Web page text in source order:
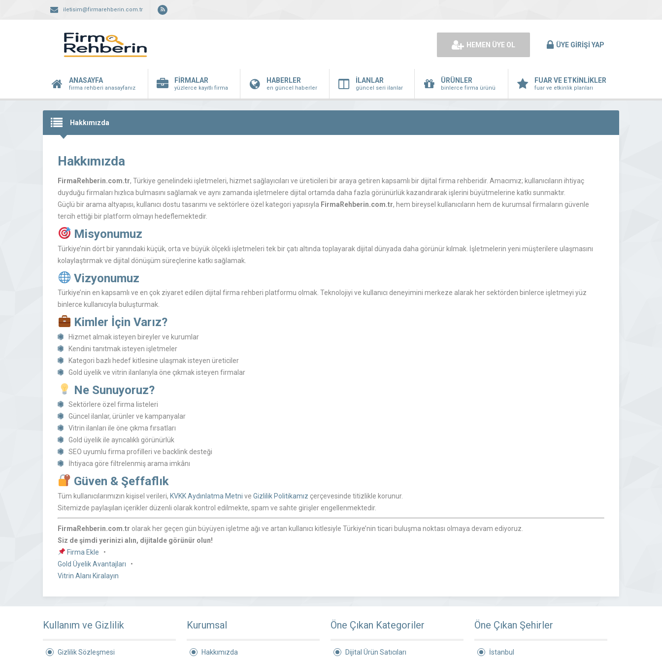
iletisim@firmarehberin.com.tr
HEMEN ÜYE OL ÜYE GİRİŞİ YAP
ANASAYFA
firma rehberi anasayfanız
FİRMALAR
yüzlerce kayıtlı firma
HABERLER
en güncel haberler
İLANLAR
güncel seri ilanlar
ÜRÜNLER
binlerce firma ürünü
FUAR VE ETKİNLİKLER
fuar ve etkinlik planları
Hakkımızda
Hakkımızda
FirmaRehberin.com.tr, Türkiye genelindeki işletmeleri, hizmet sağlayıcıları ve üreticileri bir araya getiren kapsamlı bir dijital firma rehberidir. Amacımız; kullanıcıların ihtiyaç
duyduğu firmaları hızlıca bulmasını sağlamak ve aynı zamanda işletmelere dijital ortamda daha fazla görünürlük kazandırarak işlerini büyütmelerine katkı sunmaktır.
Güçlü bir arama altyapısı, kullanıcı dostu tasarımı ve sektörlere özel kategori yapısıyla FirmaRehberin.com.tr, hem bireysel kullanıcıların hem de kurumsal firmaların güvenle
tercih ettiği bir platform olmayı hedeflemektedir.
Misyonumuz
Türkiye’nin dört bir yanındaki küçük, orta ve büyük ölçekli işletmeleri tek bir çatı altında toplayarak dijital dünyada daha görünür kılmak. İşletmelerin yeni müşterilere ulaşmasını
kolaylaştırmak ve dijital dönüşüm süreçlerine katkı sağlamak.
Vizyonumuz
Türkiye’nin en kapsamlı ve en çok ziyaret edilen dijital firma rehberi platformu olmak. Teknolojiyi ve kullanıcı deneyimini merkeze alarak her sektörden binlerce işletmeyi yüz
binlerce kullanıcıyla buluşturmak.
Kimler İçin Varız?
Hizmet almak isteyen bireyler ve kurumlar
Kendini tanıtmak isteyen işletmeler
Kategori bazlı hedef kitlesine ulaşmak isteyen üreticiler
Gold üyelik ve vitrin ilanlarıyla öne çıkmak isteyen firmalar
Ne Sunuyoruz?
Sektörlere özel firma listeleri
Güncel ilanlar, ürünler ve kampanyalar
Vitrin ilanları ile öne çıkma fırsatları
Gold üyelik ile ayrıcalıklı görünürlük
SEO uyumlu firma profilleri ve backlink desteği
İhtiyaca göre filtrelenmiş arama imkânı
Güven & Şeffaflık
Tüm kullanıcılarımızın kişisel verileri, KVKK Aydınlatma Metni ve Gizlilik Politikamız çerçevesinde titizlikle korunur.
Sitemizde paylaşılan içerikler düzenli olarak kontrol edilmekte, spam ve sahte girişler engellenmektedir.
FirmaRehberin.com.tr olarak her geçen gün büyüyen işletme ağı ve artan kullanıcı kitlesiyle Türkiye’nin ticari buluşma noktası olmaya devam ediyoruz.
Siz de şimdi yerinizi alın, dijitalde görünür olun!
Firma Ekle •
Gold Üyelik Avantajları •
Vitrin Alanı Kiralayın
Kullanım ve Gizlilik
Gizlilik Sözleşmesi
Kurumsal
Hakkımızda
Öne Çıkan Kategoriler
Dijital Ürün Satıcıları
Öne Çıkan Şehirler
İstanbul